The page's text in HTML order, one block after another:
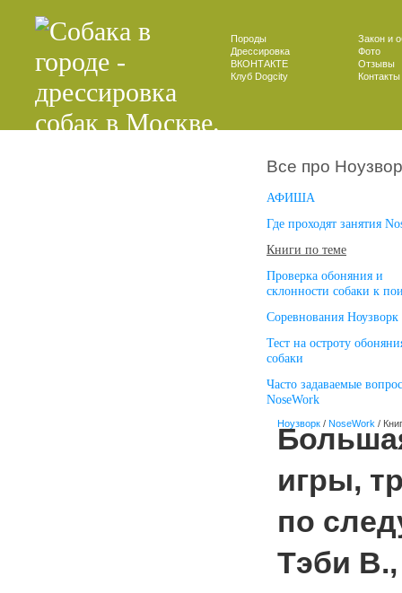
Породы
Закон и
Дрессировка
Фото
ВКОНТАКТЕ
Отзывы
Клуб Dogcity
Контакты
Все про
АФИША
Где проходят занятия
Книги по теме
Проверка обоняния и
склонности собаки к
Соревнования Ноузворк
Тест на остроту
собаки
Часто задаваемые
NoseWork
Ноузворк /NoseWork /
игры,
по
Тэби